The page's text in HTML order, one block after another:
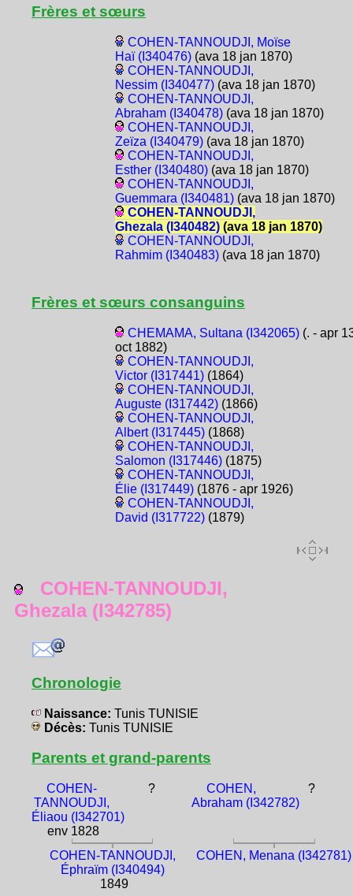
Frères et sœurs
COHEN-TANNOUDJI, Moïse
Haï (I340476)(ava 18 jan 1870)
COHEN-TANNOUDJI,
Nessim (I340477)(ava 18 jan 1870)
COHEN-TANNOUDJI,
Abraham (I340478)(ava 18 jan 1870)
COHEN-TANNOUDJI,
Zeïza (I340479)(ava 18 jan 1870)
COHEN-TANNOUDJI,
Esther (I340480)(ava 18 jan 1870)
COHEN-TANNOUDJI,
Guemmara (I340481)(ava 18 jan 1870)
COHEN-TANNOUDJI,
Ghezala (I340482)(ava 18 jan 1870)
COHEN-TANNOUDJI,
Rahmim (I340483)(ava 18 jan 1870)
Frères et sœurs consanguins
CHEMAMA, Sultana (I342065)(. - apr
oct 1882)
COHEN-TANNOUDJI,
Victor (I317441)(1864)
COHEN-TANNOUDJI,
Auguste (I317442)(1866)
COHEN-TANNOUDJI,
Albert (I317445)(1868)
COHEN-TANNOUDJI,
Salomon (I317446)(1875)
COHEN-TANNOUDJI,
Élie (I317449)(1876 - apr 1926)
COHEN-TANNOUDJI,
David (I317722)(1879)
COHEN-TANNOUDJI,
Ghezala (I342785)
Chronologie
Naissance: Tunis TUNISIE
Décès: Tunis TUNISIE
Parents et grand-parents
COHEN-
TANNOUDJI,
Éliaou (I342701)
env 1828
?
COHEN,
Abraham (I342782)
?
COHEN-TANNOUDJI,
Éphraïm (I340494)
1849
COHEN, Menana (I342781)